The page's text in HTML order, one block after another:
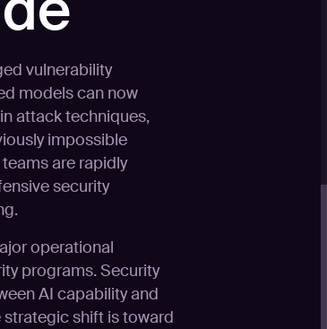
vulnerability
models can now
attack techniques,
impossible
are rapidly
security
operational
programs. Security
AI capability and
shift is toward